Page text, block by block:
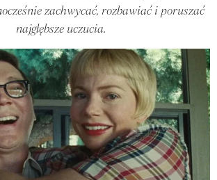
zachwycać, rozbawiać i poruszać
najgłębsze uczucia.